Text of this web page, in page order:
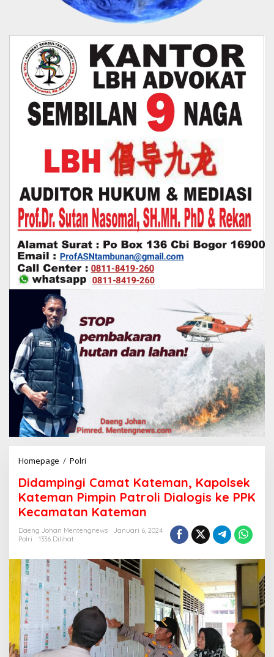
Homepage / Polri
d
a
m
p
n
i
C
a
m
a
K
a
t
Didampingi Camat Kateman, Kapolsek
Kateman Pimpin Patroli Dialogis ke PPK
Kecamatan Kateman
Daeng Johan Mentengnews
Januari 6, 2024
Polri
1336 Dilihat